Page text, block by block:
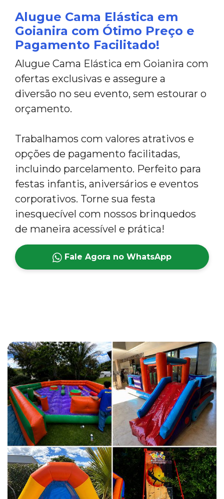
Alugue Cama Elástica em
Goianira com Ótimo Preço e
Pagamento Facilitado!
Alugue Cama Elástica em Goianira com
ofertas exclusivas e assegure a
diversão no seu evento, sem estourar o
orçamento.
Trabalhamos com valores atrativos e
opções de pagamento facilitadas,
incluindo parcelamento. Perfeito para
festas infantis, aniversários e eventos
corporativos. Torne sua festa
inesquecível com nossos brinquedos
de maneira acessível e prática!
Fale Agora no WhatsApp